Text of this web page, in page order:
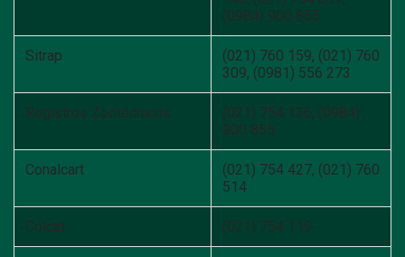
(0984) 900 855
Sitrap
(021) 760 159, (021) 760
309, (0981) 556 273
Registros Zootécnicos
(021) 754 136, (0984)
900 855
Conalcart
(021) 754 427, (021) 760
514
Colcat (021) 754 119